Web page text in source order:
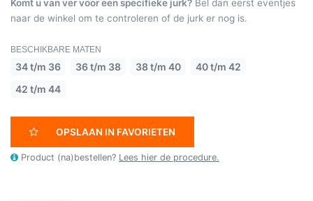
Komt u van ver voor een specifieke jurk? Bel dan eerst eventjes
naar de winkel om te controleren of de jurk er nog is.
BESCHIKBARE MATEN
34 t/m 36 36 t/m 38 38 t/m 40
40 t/m 42
42 t/m 44
OPSLAAN IN FAVORIETEN
Product (na)bestellen? Lees hier de procedure.